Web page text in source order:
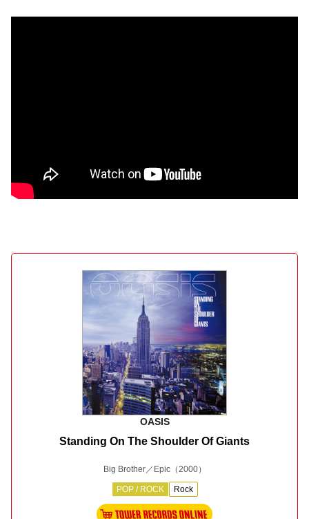
OASIS
Standing On The Shoulder Of Giants
Big Brother／Epic（2000）
POP / ROCK Rock